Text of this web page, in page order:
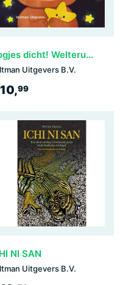
Oogjes dicht! Welterusten
Uitgevers B.V.
99
NI SAN
Uitgevers B.V.